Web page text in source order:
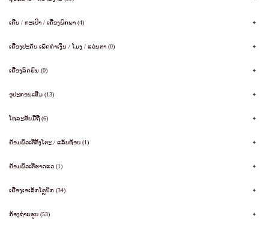
ເກີບ / ກະເປົາ / ເຄື່ອງພົກພາ (4)
ເຄື່ອງປະດັບ ເພັດຄໍາເງິນ / ໂມງ / ແວ່ນຕາ (0)
ເຄື່ອງລົດຍົນ (0)
ອຸປະກອນເສີມ (13)
ໂທລະສັບມືຖື (6)
ຄັອມພິວເຕີຕັ້ງໂຕະ / ແລັບທັອບ (1)
ຄັອມພິວເຕີຮາດແວ (1)
ເຄື່ອງເອເລັກໂຕຼນິກ (34)
ກ້ອງຖ່າຍຮູບ (53)